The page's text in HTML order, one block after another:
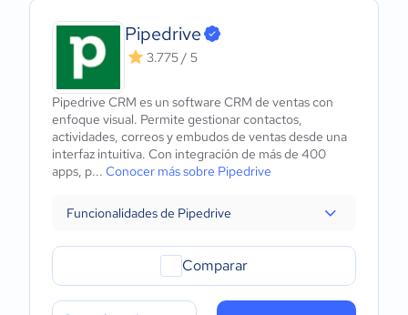
Pipedrive
3.775 / 5
Pipedrive CRM es un software CRM de ventas con
enfoque visual. Permite gestionar contactos,
actividades, correos y embudos de ventas desde una
interfaz intuitiva. Con integración de más de 400
apps, p... Conocer más sobre Pipedrive
Funcionalidades de Pipedrive
Comparar